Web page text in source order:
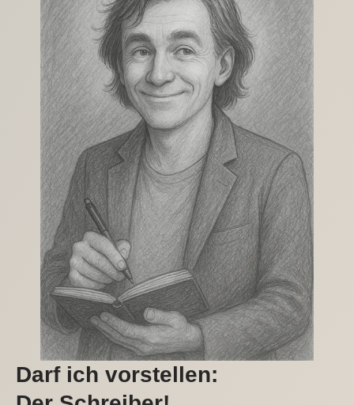
Darf ich vorstellen: